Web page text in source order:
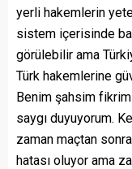
yerli hakemlerin
sistem içerisinde
görülebilir ama
Türk hakemlerine
Benim şahsim fikrim
saygı duyuyorum.
zaman maçtan
hatası oluyor ama